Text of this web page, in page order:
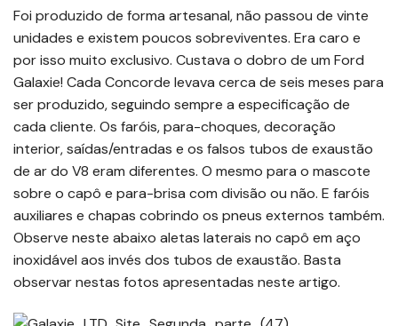
Foi produzido de forma artesanal, não passou de vinte
unidades e existem poucos sobreviventes. Era caro e
por isso muito exclusivo. Custava o dobro de um Ford
Galaxie! Cada Concorde levava cerca de seis meses para
ser produzido, seguindo sempre a especificação de
cada cliente. Os faróis, para-choques, decoração
interior, saídas/entradas e os falsos tubos de exaustão
de ar do V8 eram diferentes. O mesmo para o mascote
sobre o capô e para-brisa com divisão ou não. E faróis
auxiliares e chapas cobrindo os pneus externos também.
Observe neste abaixo aletas laterais no capô em aço
inoxidável aos invés dos tubos de exaustão. Basta
observar nestas fotos apresentadas neste artigo.